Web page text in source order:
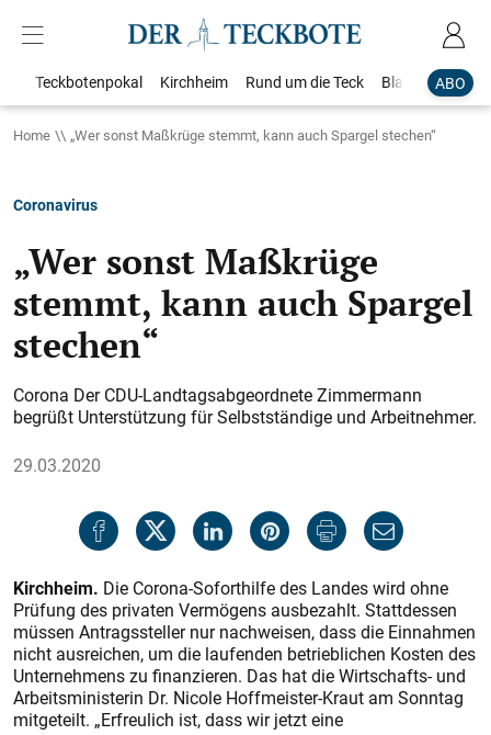
ABO
Teckbotenpokal Kirchheim Rund um die Teck Blaulicht
Home „Wer sonst Maßkrüge stemmt, kann auch Spargel stechen“
Coronavirus
„Wer sonst Maßkrüge
stemmt, kann auch Spargel
stechen“
Corona Der CDU-Landtagsabgeordnete Zimmermann
begrüßt Unterstützung für Selbstständige und Arbeitnehmer.
29.03.2020
Kirchheim. Die Corona-Soforthilfe des Landes wird ohne
Prüfung des privaten Vermögens ausbezahlt. Stattdessen
müssen Antragssteller nur nachweisen, dass die Einnahmen
nicht ausreichen, um die laufenden betrieblichen Kosten des
Unternehmens zu finanzieren. Das hat die Wirtschafts- und
Arbeitsministerin Dr. Nicole Hoffmeister-Kraut am Sonntag
mitgeteilt. „Erfreulich ist, dass wir jetzt eine